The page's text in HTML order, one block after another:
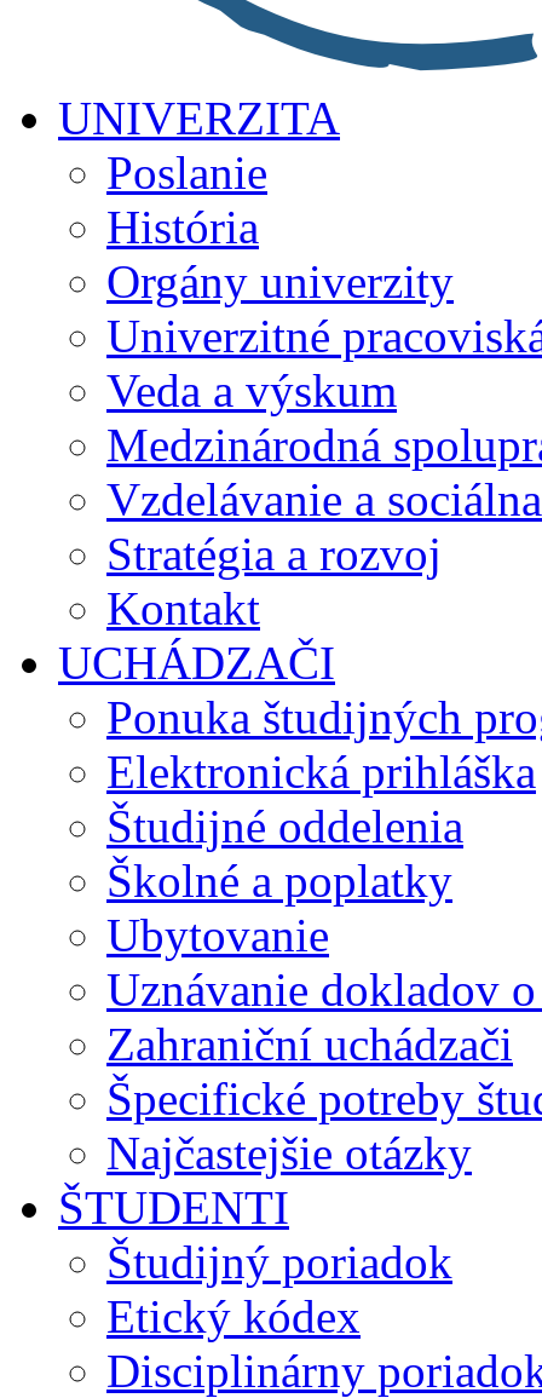
UNIVERZITA
Poslanie
História
Orgány univerzity
Univerzitné
Veda a výskum
Medzinárodná
Vzdelávanie a
Stratégia a rozvoj
Kontakt
UCHÁDZAČI
Ponuka študijných
Elektronická prihláška
Študijné oddelenia
Školné a poplatky
Ubytovanie
Uznávanie dokladov
Zahraniční uchádzači
Špecifické potreby
Najčastejšie otázky
ŠTUDENTI
Študijný poriadok
Etický kódex
Disciplinárny